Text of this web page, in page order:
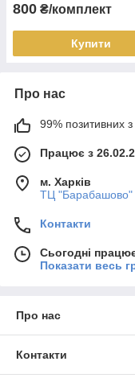
800 ₴/комплект
Купити
Про нас
99% позитивних з
Працює з
м. Харків
ТЦ "Барабашово"
Контакти
Сьогодні
Показати весь
Про нас
Контакти